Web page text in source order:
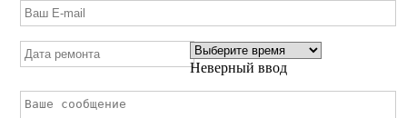
Неверный ввод